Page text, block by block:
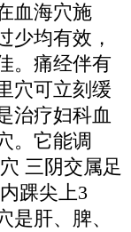
血海穴施
少均有效，
。痛经伴有
穴可立刻缓
治疗妇科血
。它能调
三阴交属足
踝尖上3
是肝、脾、